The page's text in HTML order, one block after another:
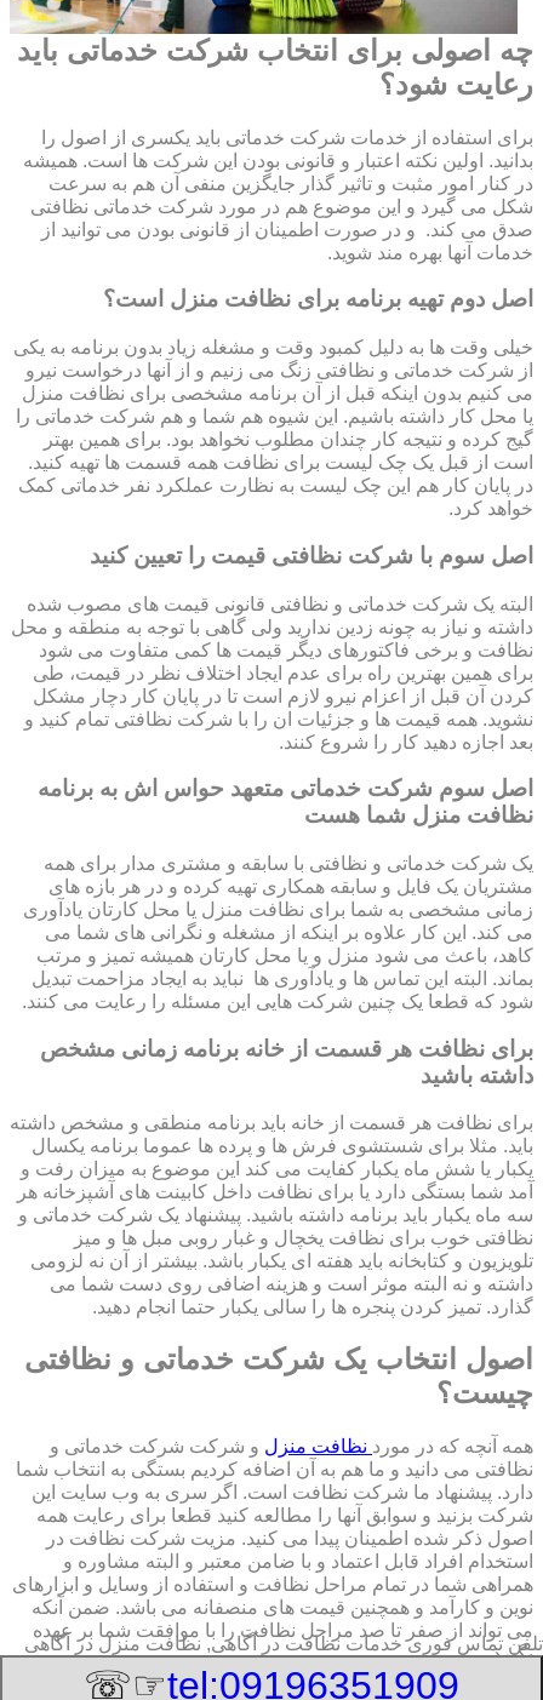
چه اصولی برای انتخاب شرکت خدماتی باید
رعایت شود؟
برای استفاده از خدمات شرکت خدماتی باید یکسری از اصول را
بدانید. اولین نکته اعتبار و قانونی بودن این شرکت ها است. همیشه
در کنار امور مثبت و تاثیر گذار جایگزین منفی آن هم به سرعت
شکل می گیرد و این موضوع هم در مورد شرکت خدماتی نظافتی
صدق می کند. و در صورت اطمینان از قانونی بودن می توانید از
خدمات آنها بهره مند شوید.
اصل دوم تهیه برنامه برای نظافت منزل است؟
خیلی وقت ها به دلیل کمبود وقت و مشغله زیاد بدون برنامه به یکی
از شرکت خدماتی و نظافتی زنگ می زنیم و از آنها درخواست نیرو
می کنیم بدون اینکه قبل از آن برنامه مشخصی برای نظافت منزل
یا محل کار داشته باشیم. این شیوه هم شما و هم شرکت خدماتی را
گیج کرده و نتیجه کار چندان مطلوب نخواهد بود. برای همین بهتر
است از قبل یک چک لیست برای نظافت همه قسمت ها تهیه کنید.
در پایان کار هم این چک لیست به نظارت عملکرد نفر خدماتی کمک
خواهد کرد.
اصل سوم با شرکت نظافتی قیمت را تعیین کنید
البته یک شرکت خدماتی و نظافتی قانونی قیمت های مصوب شده
داشته و نیاز به چونه زدین ندارید ولی گاهی با توجه به منطقه و محل
نظافت و برخی فاکتورهای دیگر قیمت ها کمی متفاوت می شود
برای همین بهترین راه برای عدم ایجاد اختلاف نظر در قیمت، طی
کردن آن قبل از اعزام نیرو لازم است تا در پایان کار دچار مشکل
نشوید. همه قیمت ها و جزئیات ان را با شرکت نظافتی تمام کنید و
بعد اجازه دهید کار را شروع کنند.
اصل سوم شرکت خدماتی متعهد حواس اش به برنامه
نظافت منزل شما هست
یک شرکت خدماتی و نظافتی با سابقه و مشتری مدار برای همه
مشتریان یک فایل و سابقه همکاری تهیه کرده و در هر بازه های
زمانی مشخصی به شما برای نظافت منزل یا محل کارتان یادآوری
می کند. این کار علاوه بر اینکه از مشغله و نگرانی های شما می
کاهد، باعث می شود منزل و یا محل کارتان همیشه تمیز و مرتب
بماند. البته این تماس ها و یادآوری ها نباید به ایجاد مزاحمت تبدیل
شود که قطعا یک چنین شرکت هایی این مسئله را رعایت می کنند.
برای نظافت هر قسمت از خانه برنامه زمانی مشخص
داشته باشید
برای نظافت هر قسمت از خانه باید برنامه منطقی و مشخص داشته
باید. مثلا برای شستشوی فرش ها و پرده ها عموما برنامه یکسال
یکبار یا شش ماه یکبار کفایت می کند این موضوع به میزان رفت و
آمد شما بستگی دارد یا برای نظافت داخل کابینت های آشپزخانه هر
سه ماه یکبار باید برنامه داشته باشید. پیشنهاد یک شرکت خدماتی و
نظافتی خوب برای نظافت یخچال و غبار روبی مبل ها و میز
تلویزیون و کتابخانه باید هفته ای یکبار باشد. بیشتر از آن نه لزومی
داشته و نه البته موثر است و هزینه اضافی روی دست شما می
گذارد. تمیز کردن پنجره ها را سالی یکبار حتما انجام دهید.
اصول انتخاب یک شرکت خدماتی و نظافتی
چیست؟
همه آنچه که در مورد نظافت منزل و شرکت شرکت خدماتی و
نظافتی می دانید و ما هم به آن اضافه کردیم بستگی به انتخاب شما
دارد. پیشنهاد ما شرکت نظافت است. اگر سری به وب سایت این
شرکت بزنید و سوابق آنها را مطالعه کنید قطعا برای رعایت همه
اصول ذکر شده اطمینان پیدا می کنید. مزیت شرکت نظافت در
استخدام افراد قابل اعتماد و با ضامن معتبر و البته مشاوره و
همراهی شما در تمام مراحل نظافت و استفاده از وسایل و ابزارهای
نوین و کارآمد و همچنین قیمت های منصفانه می باشد. ضمن آنکه
می تواند از صفر تا صد مراحل نظافت را با موافقت شما بر عهده
بگیرد.
8/9/2026 4:26:18 PM
تلفن تماس فوریخدمات نظافت در آگاهی, نظافت منزل در آگاهی
tel:09196351909
☞☏